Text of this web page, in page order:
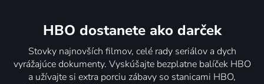
HBO dostanete ako darček
Stovky najnovších filmov, celé rady seriálov a dych
vyrážajúce dokumenty. Vyskúšajte bezplatne balíček HBO
a užívajte si extra porciu zábavy so stanicami HBO,